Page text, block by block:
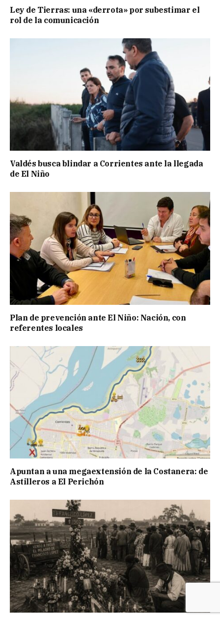
Ley de Tierras: una «derrota» por subestimar el
rol de la comunicación
Valdés busca blindar a Corrientes ante la llegada
de El Niño
Plan de prevención ante El Niño: Nación, con
referentes locales
Apuntan a una megaextensión de la Costanera: de
Astilleros a El Perichón